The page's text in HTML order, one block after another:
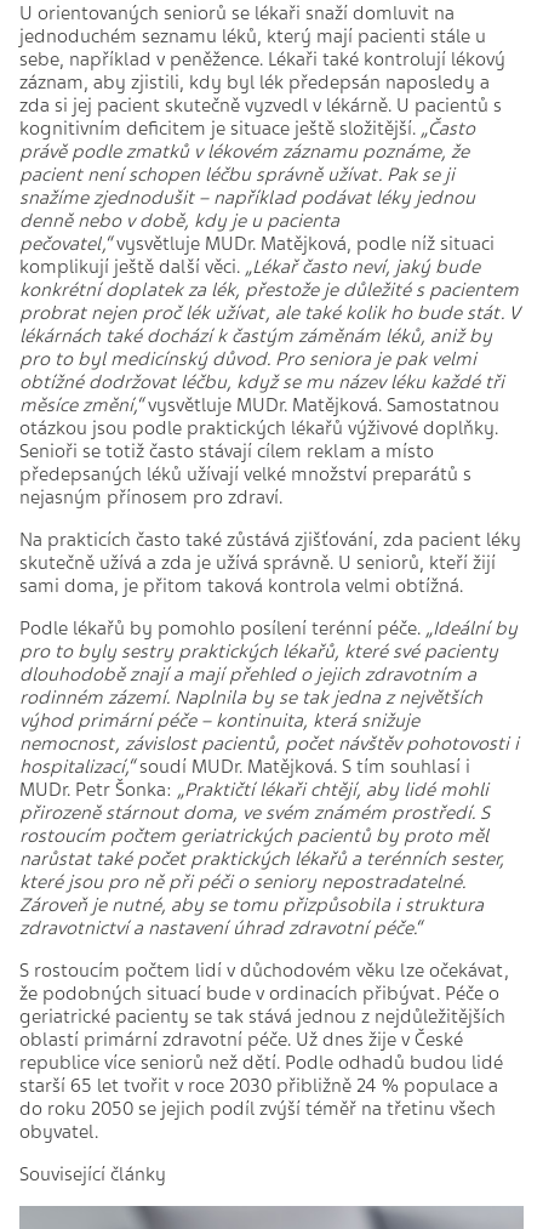
U orientovaných seniorů se lékaři snaží domluvit na
jednoduchém seznamu léků, který mají pacienti stále u
sebe, například v peněžence. Lékaři také kontrolují lékový
záznam, aby zjistili, kdy byl lék předepsán naposledy a
zda si jej pacient skutečně vyzvedl v lékárně. U pacientů s
kognitivním deficitem je situace ještě složitější. „Často
právě podle zmatků v lékovém záznamu poznáme, že
pacient není schopen léčbu správně užívat. Pak se ji
snažíme zjednodušit – například podávat léky jednou
denně nebo v době, kdy je u pacienta
pečovatel,“vysvětluje MUDr. Matějková, podle níž situaci
komplikují ještě další věci. „Lékař často neví, jaký bude
konkrétní doplatek za lék, přestože je důležité s pacientem
probrat nejen proč lék užívat, ale také kolik ho bude stát. V
lékárnách také dochází k častým záměnám léků, aniž by
pro to byl medicínský důvod. Pro seniora je pak velmi
obtížné dodržovat léčbu, když se mu název léku každé tři
měsíce změní,“vysvětluje MUDr. Matějková. Samostatnou
otázkou jsou podle praktických lékařů výživové doplňky.
Senioři se totiž často stávají cílem reklam a místo
předepsaných léků užívají velké množství preparátů s
nejasným přínosem pro zdraví.
Na prakticích často také zůstává zjišťování, zda pacient léky
skutečně užívá a zda je užívá správně. U seniorů, kteří žijí
sami doma, je přitom taková kontrola velmi obtížná.
Podle lékařů by pomohlo posílení terénní péče. „Ideální by
pro to byly sestry praktických lékařů, které své pacienty
dlouhodobě znají a mají přehled o jejich zdravotním a
rodinném zázemí. Naplnila by se tak jedna z největších
výhod primární péče – kontinuita, která snižuje
nemocnost, závislost pacientů, počet návštěv pohotovosti i
hospitalizací,“soudí MUDr. Matějková. S tím souhlasí i
MUDr. Petr Šonka: „Praktičtí lékaři chtějí, aby lidé mohli
přirozeně stárnout doma, ve svém známém prostředí. S
rostoucím počtem geriatrických pacientů by proto měl
narůstat také počet praktických lékařů a terénních sester,
které jsou pro ně při péči o seniory nepostradatelné.
Zároveň je nutné, aby se tomu přizpůsobila i struktura
zdravotnictví a nastavení úhrad zdravotní péče.“
S rostoucím počtem lidí v důchodovém věku lze očekávat,
že podobných situací bude v ordinacích přibývat. Péče o
geriatrické pacienty se tak stává jednou z nejdůležitějších
oblastí primární zdravotní péče. Už dnes žije v České
republice více seniorů než dětí. Podle odhadů budou lidé
starší 65 let tvořit v roce 2030 přibližně 24 % populace a
do roku 2050 se jejich podíl zvýší téměř na třetinu všech
obyvatel.
Související články